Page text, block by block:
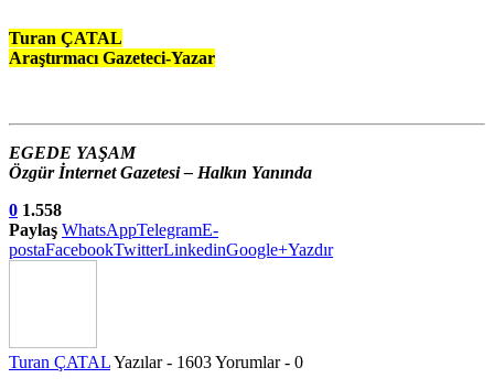
Turan ÇATAL
Araştırmacı Gazeteci-Yazar
EGEDE YAŞAM
Özgür İnternet Gazetesi – Halkın Yanında
0 1.558
Paylaş WhatsAppTelegramE-
postaFacebookTwitterLinkedinGoogle+Yazdır
Turan ÇATALYazılar - 1603Yorumlar - 0